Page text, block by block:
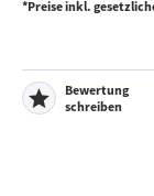
*Preise inkl.
Bewertung
schreiben